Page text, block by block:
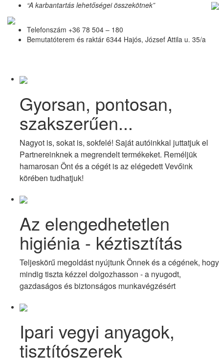
“A karbantartás lehetőségei összekötnek”
Telefonszám +36 78 504 – 180
Bemutatóterem és raktár 6344 Hajós, József Attila u. 35/a
Gyorsan, pontosan,
szakszerűen...
Nagyot is, sokat is, sokfelé! Saját autóinkkal juttatjuk el
Partnereinknek a megrendelt termékeket. Reméljük
hamarosan Önt és a cégét is az elégedett Vevőink
körében tudhatjuk!
Az elengedhetetlen
higiénia - kéztisztítás
Teljeskörű megoldást nyújtunk Önnek és a cégének, hogy
mindig tiszta kézzel dolgozhasson - a nyugodt,
gazdaságos és biztonságos munkavégzésért
Ipari vegyi anyagok,
tisztítószerek